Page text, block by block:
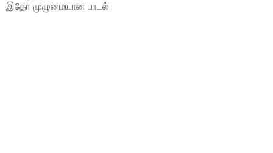
இதோ முழுமையான பாடல்